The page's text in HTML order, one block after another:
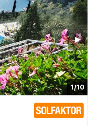
1/10
▶︎